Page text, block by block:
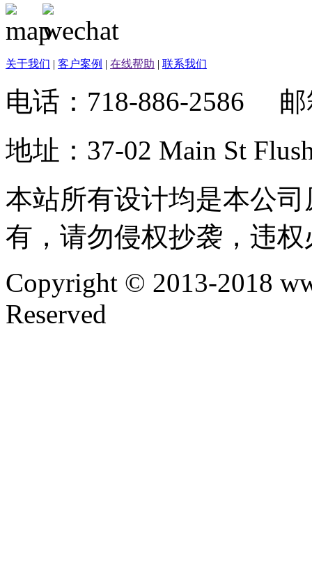
关于我们 | 客户案例 | 在线帮助 | 联系我们
电话：718-886-2586 邮
地址：37-02 Main St
本站所有设计均是本公
有，请勿侵权抄袭，违
Copyright © 2013-2018
Reserved